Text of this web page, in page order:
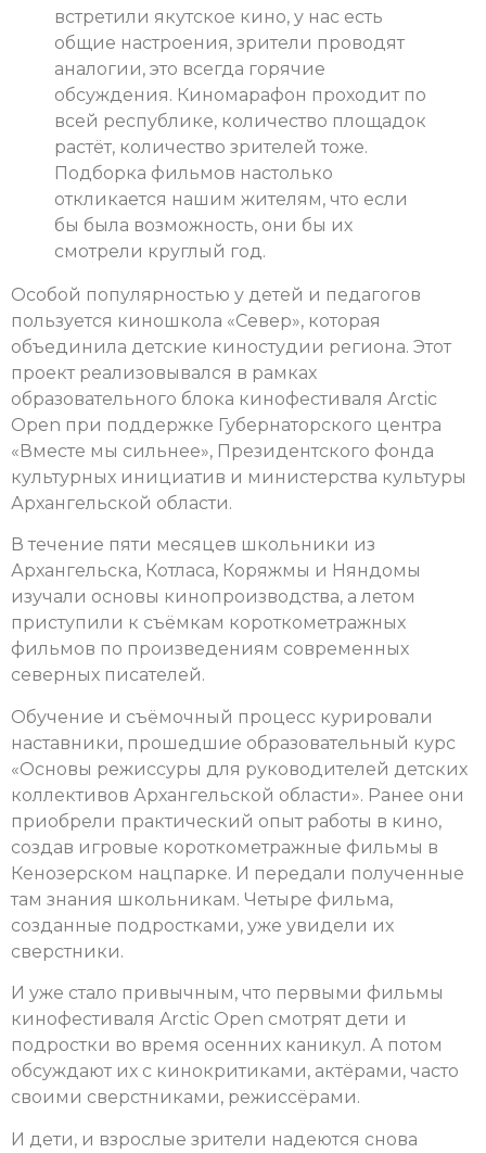
встретили якутское кино, у нас есть
общие настроения, зрители проводят
аналогии, это всегда горячие
обсуждения. Киномарафон проходит по
всей республике, количество площадок
растёт, количество зрителей тоже.
Подборка фильмов настолько
откликается нашим жителям, что если
бы была возможность, они бы их
смотрели круглый год.
Особой популярностью у детей и педагогов
пользуется киношкола «Север», которая
объединила детские киностудии региона. Этот
проект реализовывался в рамках
образовательного блока кинофестиваля Arctic
Open при поддержке Губернаторского центра
«Вместе мы сильнее», Президентского фонда
культурных инициатив и министерства культуры
Архангельской области.
В течение пяти месяцев школьники из
Архангельска, Котласа, Коряжмы и Няндомы
изучали основы кинопроизводства, а летом
приступили к съёмкам короткометражных
фильмов по произведениям современных
северных писателей.
Обучение и съёмочный процесс курировали
наставники, прошедшие образовательный курс
«Основы режиссуры для руководителей детских
коллективов Архангельской области». Ранее они
приобрели практический опыт работы в кино,
создав игровые короткометражные фильмы в
Кенозерском нацпарке. И передали полученные
там знания школьникам. Четыре фильма,
созданные подростками, уже увидели их
сверстники.
И уже стало привычным, что первыми фильмы
кинофестиваля Arctic Оpen смотрят дети и
подростки во время осенних каникул. А потом
обсуждают их с кинокритиками, актёрами, часто
своими сверстниками, режиссёрами.
И дети, и взрослые зрители надеются снова